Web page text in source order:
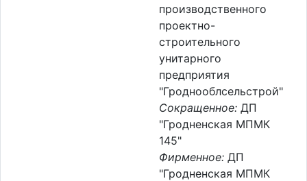
производственного
проектно-
строительного
унитарного
предприятия
"Гроднооблсельстрой"
Сокращенное: ДП
"Гродненская МПМК
145"
Фирменное: ДП
"Гродненская МПМК